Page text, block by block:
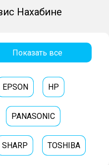
Нахабине
Показать все
EPSON HP
PANASONIC
SHARP TOSHIBA